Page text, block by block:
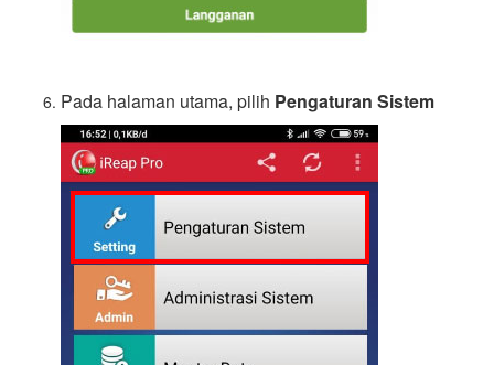
Pada halaman utama, pilih Pengaturan Sistem